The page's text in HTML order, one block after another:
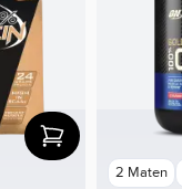
2 Maten